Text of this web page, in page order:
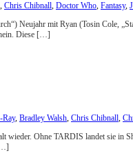
Chris Chibnall Doctor Who Fantasy,
Neujahr mit Ryan (Tosin
Diese […]
Ray, Bradley Walsh Chris Chibnall
Ohne TARDIS landet sie